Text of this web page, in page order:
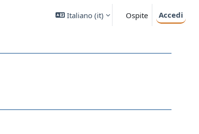
Italiano ‎(it)‎ Ospite Accedi